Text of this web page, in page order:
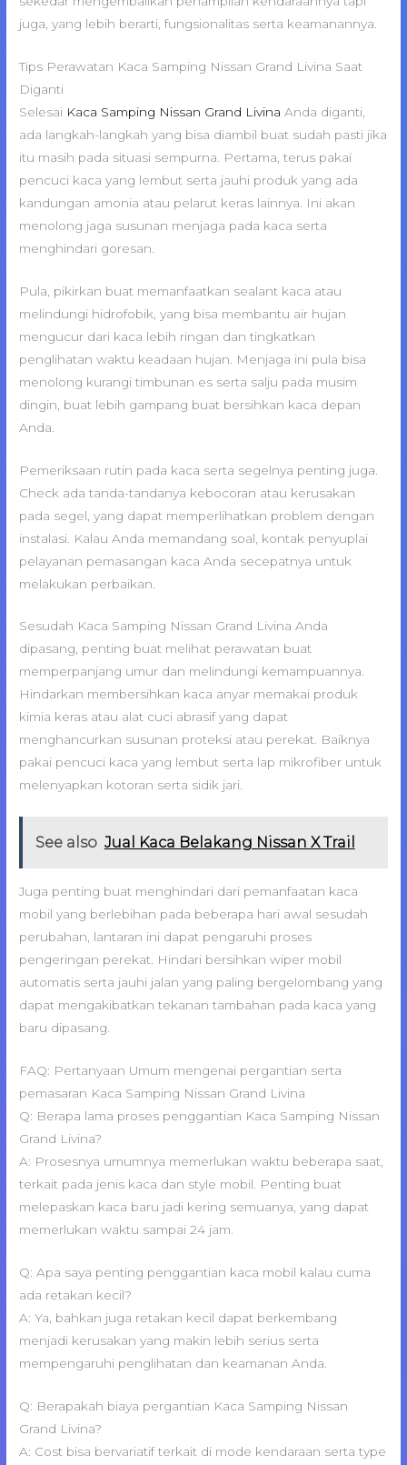
juga, yang lebih berarti, fungsionalitas serta keamanannya.
Tips Perawatan Kaca Samping Nissan Grand Livina Saat
Diganti
Selesai Kaca Samping Nissan Grand Livina Anda diganti,
ada langkah-langkah yang bisa diambil buat sudah pasti jika
itu masih pada situasi sempurna. Pertama, terus pakai
pencuci kaca yang lembut serta jauhi produk yang ada
kandungan amonia atau pelarut keras lainnya. Ini akan
menolong jaga susunan menjaga pada kaca serta
menghindari goresan.
Pula, pikirkan buat memanfaatkan sealant kaca atau
melindungi hidrofobik, yang bisa membantu air hujan
mengucur dari kaca lebih ringan dan tingkatkan
penglihatan waktu keadaan hujan. Menjaga ini pula bisa
menolong kurangi timbunan es serta salju pada musim
dingin, buat lebih gampang buat bersihkan kaca depan
Anda.
Pemeriksaan rutin pada kaca serta segelnya penting juga.
Check ada tanda-tandanya kebocoran atau kerusakan
pada segel, yang dapat memperlihatkan problem dengan
instalasi. Kalau Anda memandang soal, kontak penyuplai
pelayanan pemasangan kaca Anda secepatnya untuk
melakukan perbaikan.
Sesudah Kaca Samping Nissan Grand Livina Anda
dipasang, penting buat melihat perawatan buat
memperpanjang umur dan melindungi kemampuannya.
Hindarkan membersihkan kaca anyar memakai produk
kimia keras atau alat cuci abrasif yang dapat
menghancurkan susunan proteksi atau perekat. Baiknya
pakai pencuci kaca yang lembut serta lap mikrofiber untuk
melenyapkan kotoran serta sidik jari.
See also Jual Kaca Belakang Nissan X Trail
Juga penting buat menghindari dari pemanfaatan kaca
mobil yang berlebihan pada beberapa hari awal sesudah
perubahan, lantaran ini dapat pengaruhi proses
pengeringan perekat. Hindari bersihkan wiper mobil
automatis serta jauhi jalan yang paling bergelombang yang
dapat mengakibatkan tekanan tambahan pada kaca yang
baru dipasang.
FAQ: Pertanyaan Umum mengenai pergantian serta
pemasaran Kaca Samping Nissan Grand Livina
Q: Berapa lama proses penggantian Kaca Samping Nissan
Grand Livina?
A: Prosesnya umumnya memerlukan waktu beberapa saat,
terkait pada jenis kaca dan style mobil. Penting buat
melepaskan kaca baru jadi kering semuanya, yang dapat
memerlukan waktu sampai 24 jam.
Q: Apa saya penting penggantian kaca mobil kalau cuma
ada retakan kecil?
A: Ya, bahkan juga retakan kecil dapat berkembang
menjadi kerusakan yang makin lebih serius serta
mempengaruhi penglihatan dan keamanan Anda.
Q: Berapakah biaya pergantian Kaca Samping Nissan
Grand Livina?
A: Cost bisa bervariatif terkait di mode kendaraan serta type